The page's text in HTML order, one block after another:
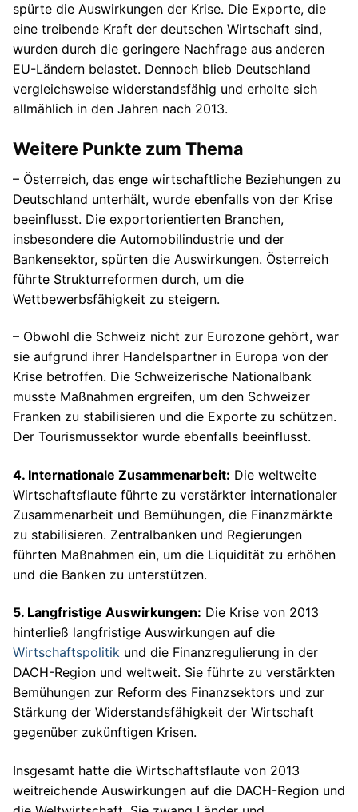
spürte die Auswirkungen der Krise. Die Exporte, die
eine treibende Kraft der deutschen Wirtschaft sind,
wurden durch die geringere Nachfrage aus anderen
EU-Ländern belastet. Dennoch blieb Deutschland
vergleichsweise widerstandsfähig und erholte sich
allmählich in den Jahren nach 2013.
Weitere Punkte zum Thema
– Österreich, das enge wirtschaftliche Beziehungen zu
Deutschland unterhält, wurde ebenfalls von der Krise
beeinflusst. Die exportorientierten Branchen,
insbesondere die Automobilindustrie und der
Bankensektor, spürten die Auswirkungen. Österreich
führte Strukturreformen durch, um die
Wettbewerbsfähigkeit zu steigern.
– Obwohl die Schweiz nicht zur Eurozone gehört, war
sie aufgrund ihrer Handelspartner in Europa von der
Krise betroffen. Die Schweizerische Nationalbank
musste Maßnahmen ergreifen, um den Schweizer
Franken zu stabilisieren und die Exporte zu schützen.
Der Tourismussektor wurde ebenfalls beeinflusst.
4. Internationale Zusammenarbeit: Die weltweite
Wirtschaftsflaute führte zu verstärkter internationaler
Zusammenarbeit und Bemühungen, die Finanzmärkte
zu stabilisieren. Zentralbanken und Regierungen
führten Maßnahmen ein, um die Liquidität zu erhöhen
und die Banken zu unterstützen.
5. Langfristige Auswirkungen: Die Krise von 2013
hinterließ langfristige Auswirkungen auf die
Wirtschaftspolitik und die Finanzregulierung in der
DACH-Region und weltweit. Sie führte zu verstärkten
Bemühungen zur Reform des Finanzsektors und zur
Stärkung der Widerstandsfähigkeit der Wirtschaft
gegenüber zukünftigen Krisen.
Insgesamt hatte die Wirtschaftsflaute von 2013
weitreichende Auswirkungen auf die DACH-Region und